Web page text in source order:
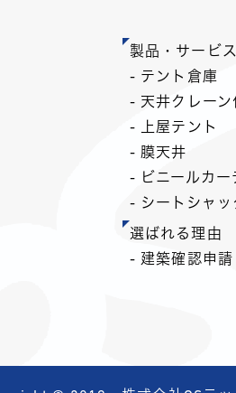
製品・サービス
- テント倉庫
- 天井クレー
- 上屋テント
- 膜天井
- ビニールカー
- シートシャッ
選ばれる理由
- 建築確認申請